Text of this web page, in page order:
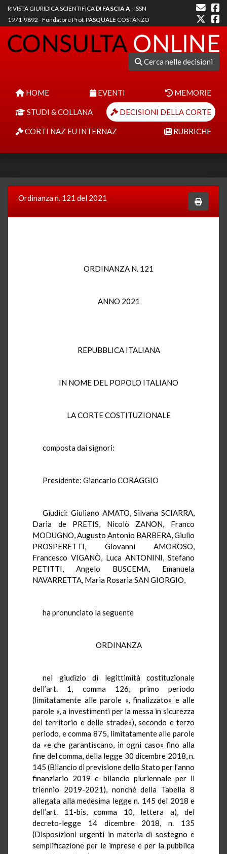
RIVISTA GIURIDICA SCIENTIFICA DI FASCIA A- ISSN
1971-9892 - Fondatore Prof. PASQUALE COSTANZO
Cerca nelle decisioni
HOME EVENTI MEMORIE
STUDI & COLLANA DECISIONI DELLA CORTE
CORTI NAZ EU INTERNAZ RUBRICHE
Ordinanza n. 121 del 2021
ORDINANZA N. 121
ANNO 2021
REPUBBLICA ITALIANA
IN NOME DEL POPOLO ITALIANO
LA CORTE COSTITUZIONALE
composta dai signori:
Presidente: Giancarlo CORAGGIO
Giudici: Giuliano AMATO, Silvana SCIARRA,
Daria de PRETIS, Nicolò ZANON, Franco
MODUGNO, Augusto Antonio BARBERA, Giulio
PROSPERETTI, Giovanni AMOROSO,
Francesco VIGANÒ, Luca ANTONINI, Stefano
PETITTI, Angelo BUSCEMA, Emanuela
NAVARRETTA, Maria Rosaria SAN GIORGIO,
ha pronunciato la seguente
ORDINANZA
nel giudizio di legittimità costituzionale
dell’art. 1, comma 126, primo periodo
(limitatamente alle parole «, finalizzato» e alle
parole «, a investimenti per la messa in sicurezza
del territorio e delle strade»), secondo e terzo
periodo, e comma 875, limitatamente alle parole
da «e che garantiscano, in ogni caso» fino alla
fine del comma, della legge 30 dicembre 2018, n.
145 (Bilancio di previsione dello Stato per l’anno
finanziario 2019 e bilancio pluriennale per il
triennio 2019-2021), nonché della Tabella 8
allegata alla medesima legge n. 145 del 2018 e
dell’art. 11-bis, comma 10, lettera a), del
decreto-legge 14 dicembre 2018, n. 135
(Disposizioni urgenti in materia di sostegno e
semplificazione per le imprese e per la pubblica